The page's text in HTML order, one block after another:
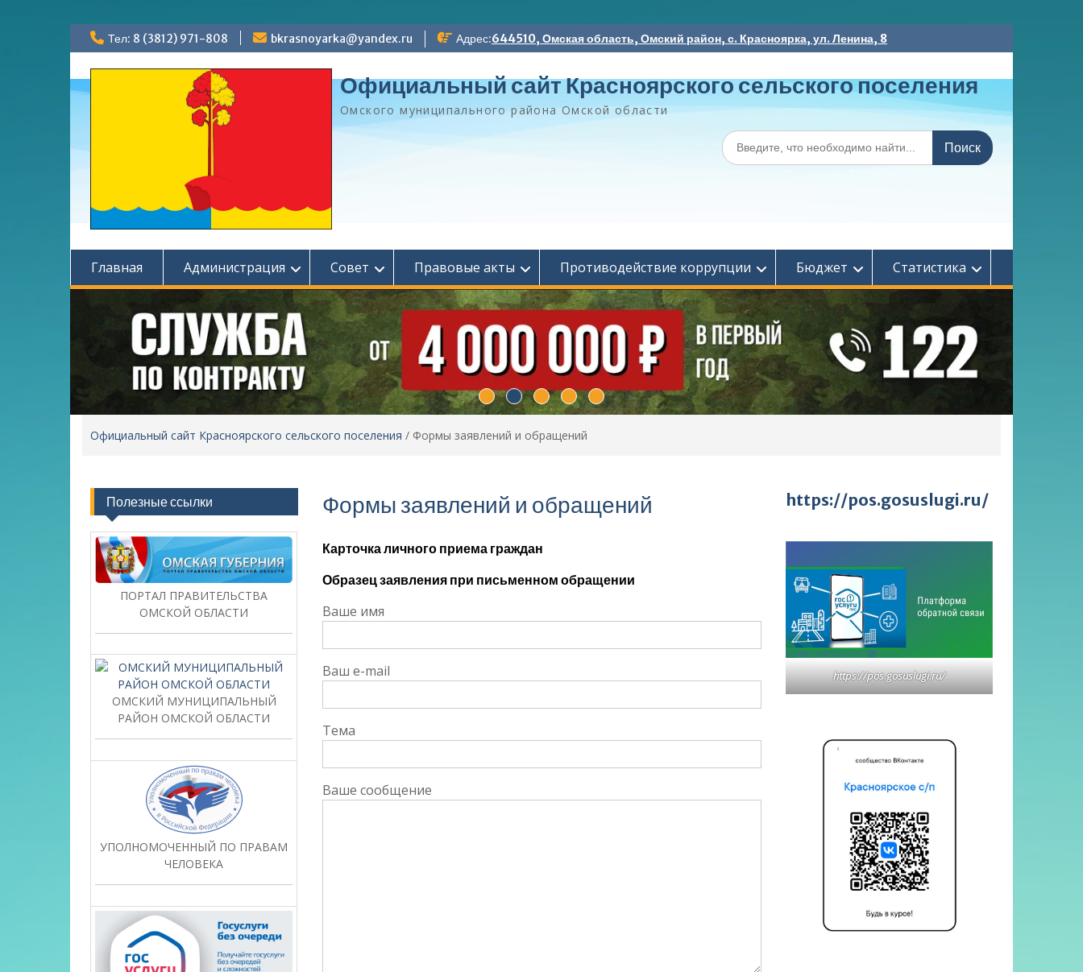
Перейти
к
содержимому
Тел: 8 (3812) 971-808 bkrasnoyarka@yandex.ru Адрес:644510, Омская область, Омский район, с. Красноярка, ул. Ленина, 8
Официальный сайт Красноярского сельского поселения
Омского муниципального района Омской области
Поиск
по:
Главная Администрация Совет Правовые акты Противодействие коррупции Бюджет Статистика
Официальный сайт Красноярского сельского поселения / Формы заявлений и обращений
Формы заявлений и обращений
Карточка личного приема граждан
Образец заявления при письменном обращении
Ваше имя
Ваш e-mail
Тема
Ваше сообщение
https://pos.gosuslugi.ru/
https://pos.gosuslugi.ru/
Полезные ссылки
ПОРТАЛ ПРАВИТЕЛЬСТВА
ОМСКОЙ ОБЛАСТИ
ОМСКИЙ МУНИЦИПАЛЬНЫЙ
РАЙОН ОМСКОЙ ОБЛАСТИ
УПОЛНОМОЧЕННЫЙ ПО ПРАВАМ
ЧЕЛОВЕКА